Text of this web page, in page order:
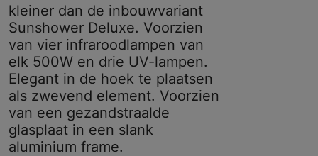
kleiner dan de inbouwvariant
Sunshower Deluxe. Voorzien
van vier infraroodlampen van
elk 500W en drie UV-lampen.
Elegant in de hoek te plaatsen
als zwevend element. Voorzien
van een gezandstraalde
glasplaat in een slank
aluminium frame.